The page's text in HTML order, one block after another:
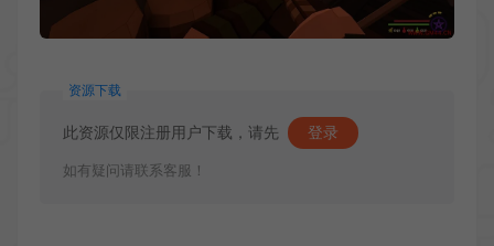
资源下载
此资源仅限注册用户下载，请先 登录
如有疑问请联系客服！